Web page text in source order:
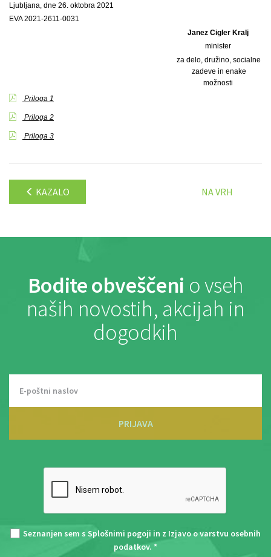
Ljubljana, dne 26. oktobra 2021
EVA 2021-2611-0031
Janez Cigler Kralj
minister
za delo, družino, socialne
zadeve in enake
možnosti
Priloga 1
Priloga 2
Priloga 3
KAZALO NA VRH
Bodite obveščeni o vseh
naših novostih, akcijah in
dogodkih
PRIJAVA
Seznanjen sem s Splošnimi pogoji in z Izjavo o varstvu osebnih
podatkov. *